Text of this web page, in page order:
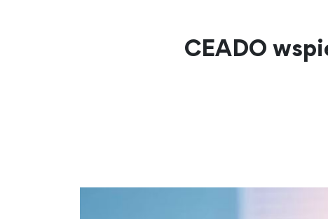
CEADO